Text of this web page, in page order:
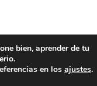
bien, aprender de tu
en los ajustes.